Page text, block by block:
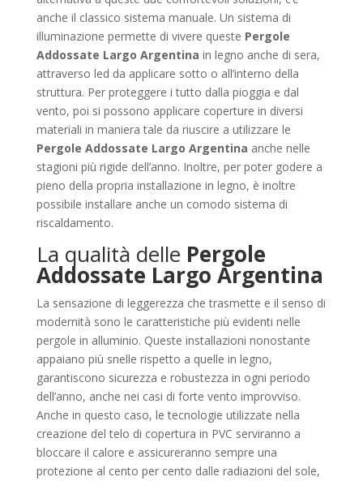
anche il classico sistema manuale. Un sistema di
illuminazione permette di vivere queste Pergole
Addossate Largo Argentina in legno anche di sera,
attraverso led da applicare sotto o all’interno della
struttura. Per proteggere i tutto dalla pioggia e dal
vento, poi si possono applicare coperture in diversi
materiali in maniera tale da riuscire a utilizzare le
Pergole Addossate Largo Argentina anche nelle
stagioni più rigide dell’anno. Inoltre, per poter godere a
pieno della propria installazione in legno, è inoltre
possibile installare anche un comodo sistema di
riscaldamento.
La qualità delle Pergole
Addossate Largo Argentina
La sensazione di leggerezza che trasmette e il senso di
modernità sono le caratteristiche più evidenti nelle
pergole in alluminio. Queste installazioni nonostante
appaiano più snelle rispetto a quelle in legno,
garantiscono sicurezza e robustezza in ogni periodo
dell’anno, anche nei casi di forte vento improvviso.
Anche in questo caso, le tecnologie utilizzate nella
creazione del telo di copertura in PVC serviranno a
bloccare il calore e assicureranno sempre una
protezione al cento per cento dalle radiazioni del sole,